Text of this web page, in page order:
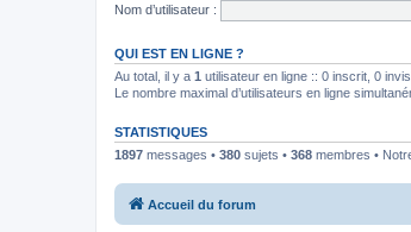
Nom d’utilisateur :
QUI EST EN LIGNE ?
Au total, il y a 1 utilisateur en ligne :: 0 inscrit, 0
Le nombre maximal d’utilisateurs en ligne
STATISTIQUES
1897 messages • 380 sujets • 368 membres •
Accueil du forum